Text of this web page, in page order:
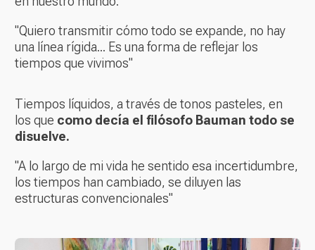
"Quiero transmitir cómo todo se expande, no hay
una línea rígida... Es una forma de reflejar los
tiempos que vivimos"
Tiempos líquidos, a través de tonos pasteles, en
los que como decía el filósofo Bauman todo se
disuelve.
"A lo largo de mi vida he sentido esa incertidumbre,
los tiempos han cambiado, se diluyen las
estructuras convencionales"